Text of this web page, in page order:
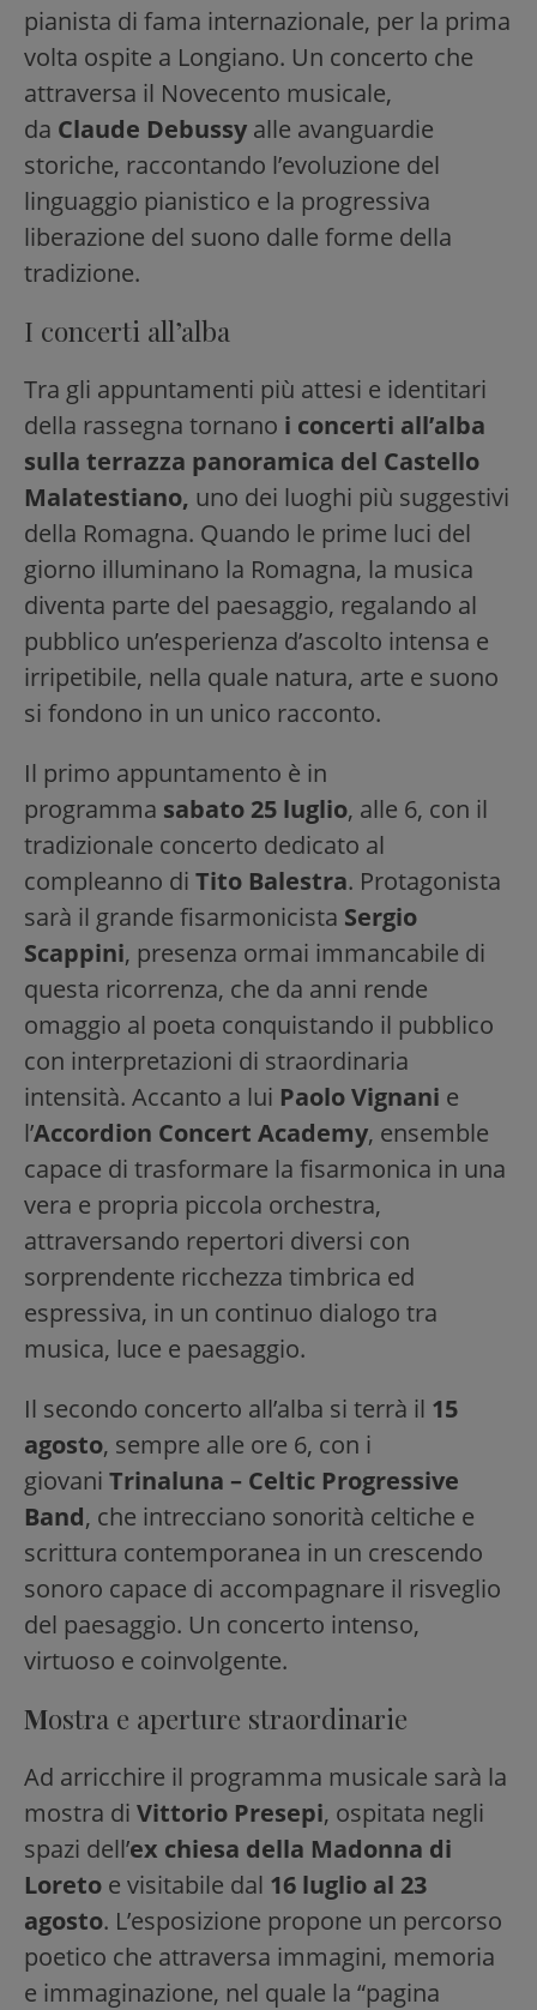
pianista di fama internazionale, per la prima
volta ospite a Longiano. Un concerto che
attraversa il Novecento musicale,
da Claude Debussy alle avanguardie
storiche, raccontando l’evoluzione del
linguaggio pianistico e la progressiva
liberazione del suono dalle forme della
tradizione.
I concerti all’alba
Tra gli appuntamenti più attesi e identitari
della rassegna tornano i concerti all’alba
sulla terrazza panoramica del Castello
Malatestiano, uno dei luoghi più suggestivi
della Romagna. Quando le prime luci del
giorno illuminano la Romagna, la musica
diventa parte del paesaggio, regalando al
pubblico un’esperienza d’ascolto intensa e
irripetibile, nella quale natura, arte e suono
si fondono in un unico racconto.
Il primo appuntamento è in
programma sabato 25 luglio, alle 6, con il
tradizionale concerto dedicato al
compleanno di Tito Balestra. Protagonista
sarà il grande fisarmonicista Sergio
Scappini, presenza ormai immancabile di
questa ricorrenza, che da anni rende
omaggio al poeta conquistando il pubblico
con interpretazioni di straordinaria
intensità. Accanto a lui Paolo Vignani e
l’Accordion Concert Academy, ensemble
capace di trasformare la fisarmonica in una
vera e propria piccola orchestra,
attraversando repertori diversi con
sorprendente ricchezza timbrica ed
espressiva, in un continuo dialogo tra
musica, luce e paesaggio.
Il secondo concerto all’alba si terrà il 15
agosto, sempre alle ore 6, con i
giovani Trinaluna – Celtic Progressive
Band, che intrecciano sonorità celtiche e
scrittura contemporanea in un crescendo
sonoro capace di accompagnare il risveglio
del paesaggio. Un concerto intenso,
virtuoso e coinvolgente.
Mostra e aperture straordinarie
Ad arricchire il programma musicale sarà la
mostra di Vittorio Presepi, ospitata negli
spazi dell’ex chiesa della Madonna di
Loreto e visitabile dal 16 luglio al 23
agosto. L’esposizione propone un percorso
poetico che attraversa immagini, memoria
e immaginazione, nel quale la “pagina